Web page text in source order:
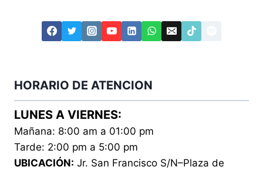
HORARIO DE ATENCION
LUNES A VIERNES:
Mañana: 8:00 am a 01:00 pm
Tarde: 2:00 pm a 5:00 pm
UBICACIÓN: Jr. San Francisco S/N–Plaza de